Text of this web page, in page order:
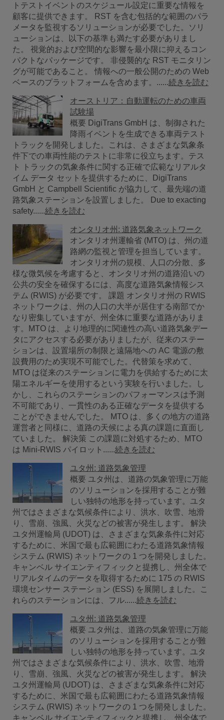
トテストイベントのスケジュール設定に重要な情報を
顧客に提供できます。 RST を含む包括的な範囲のパラ
メータを監視するソリューションが必要でした。ソリ
ューションは、以下の基準も満たす必要がありまし
た。 視覚的および空間的な影響を最小限に抑えるコン
パクトなパッケージです。 非侵襲的な RST モニタリン
グが可能であること。 情報への一般公開のための Web
ベースのプラットフォームを含めます。......続きを読む
オーストリア：自動運転のための車両
試験場
概要 DigiTrans GmbH は、制御された
降雨イベントを生成できる車両テスト
トラックを開発しました。これは、さまざまな気象条
件下での車両性能のテストに非常に役立ちます。テス
ト トラックの気象条件に関する正確で広範なリアルタ
イム データ セットを提供するために、DigiTrans
GmbH と Campbell Scientific が協力して、最先端の道
路気象ステーションを設置しました。 Due to exacting
safety......続きを読む
オンタリオ州: 道路気象ネットワーク
オンタリオ州運輸省 (MTO) は、州の道
路網の監視と管理を担当しています。
オンタリオ州の規模、人口の分散、多
様な微気候を考慮すると、オンタリオ州の道路沿いの
公共の安全を確保するには、高度な道路気象情報シス
テム (RWIS) が必要です。 課題 オンタリオ州の RWIS
ネットワークは、州の人口の大半が居住する南部でか
なり密集していますが、州全体に重要な道路がありま
す。MTO は、より地理的に関連性の高い道路気象デー
タにアクセスする必要がありましたが、従来のステー
ションは、設置場所の制限と遠隔地への AC 電源の敷
設費用のため実現不可能でした。代替策を求めて、
MTO は従来のステーションに電力を供給するために太
陽エネルギーを使用するという実験を行いました。し
かし、これらのステーションのパフォーマンスは予測
不可能であり、一貫性のある正確なデータを提供する
ことができませんでした。 MTO は、多くの地方の道路
運営者と同様に、道路の天候による真の課題に直面し
ていました。 解決策 この課題に対処するため、MTO
は Mini-RWIS パイロット......続きを読む
ユタ州: 道路気象管理
概要 ユタ州は、道路の気象管理に万能
のソリューションを採用することが難
しい独特の地形を持っています。ユタ
州ではさまざまな気候条件により、洪水、吹雪、地滑
り、雪崩、強風、火災などの被害が発生します。 解決
ユタ州運輸局 (UDOT) は、さまざまな気象条件に対応
するために、米国で最も広範囲にわたる道路気象情報
システム (RWIS) ネットワークの 1 つを開発しました。
キャンベル サイエンティフィックと提携し、州全体で
リアルタイムのデータを取得するために 175 の RWIS
環境センサー ステーション (ESS) を展開しました。こ
れらのステーションには、フル......続きを読む
ユタ州: 道路気象管理
概要 ユタ州は、道路の気象管理に万能
のソリューションを採用することが難
しい独特の地形を持っています。ユタ
州ではさまざまな気候条件により、洪水、吹雪、地滑
り、雪崩、強風、火災などの被害が発生します。 解決
ユタ州運輸局 (UDOT) は、さまざまな気象条件に対応
するために、米国で最も広範囲にわたる道路気象情報
システム (RWIS) ネットワークの 1 つを開発しました。
キャンベル サイエンティフィックと提携し、州全体で